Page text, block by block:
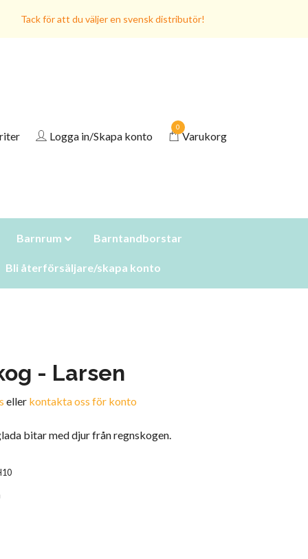
Tack för att du väljer en svensk distributör!
Logga in/Skapa konto
0
Varukorg
Barnrum Barntandborstar
Bli återförsäljare/skapa konto
- Larsen
eller kontakta oss för konto
bitar med djur från regnskogen.